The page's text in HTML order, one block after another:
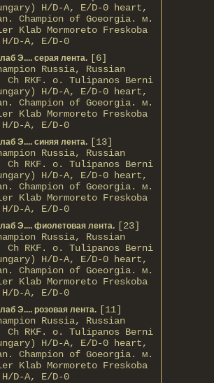
H/D-A, E/D-0 heart,
Champion of Gоeorgia. м.
Klab Mormoreto Freskoba
D-А, E/D-0
Э.... серая лента. [6]
Russia, Russian
Ch RKF. о. Tulipanos Berni
H/D-A, E/D-0 heart,
Champion of Gоeorgia. м.
Klab Mormoreto Freskoba
D-А, E/D-0
Э.... синяя лента. [13]
Russia, Russian
Ch RKF. о. Tulipanos Berni
H/D-A, E/D-0 heart,
Champion of Gоeorgia. м.
Klab Mormoreto Freskoba
D-А, E/D-0
Э.... фиолетовая лента. [23]
Russia, Russian
Ch RKF. о. Tulipanos Berni
H/D-A, E/D-0 heart,
Champion of Gоeorgia. м.
Klab Mormoreto Freskoba
D-А, E/D-0
Э.... розовая лента. [11]
Russia, Russian
Ch RKF. о. Tulipanos Berni
H/D-A, E/D-0 heart,
Champion of Gоeorgia. м.
Klab Mormoreto Freskoba
D-А, E/D-0